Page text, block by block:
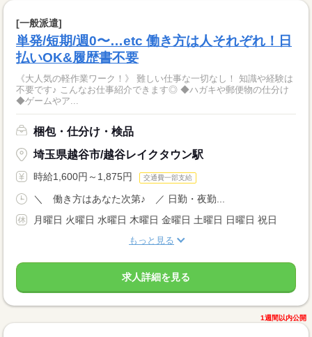
[一般派遣]
単発/短期/週0〜…etc 働き方は人それぞれ！日
払いOK&履歴書不要
《大人気の軽作業ワーク！》 難しい仕事な一切なし！ 知識や経験は
不要です♪ こんなお仕事紹介できます◎ ◆ハガキや郵便物の仕分け
◆ゲームやア...
梱包・仕分け・検品
埼玉県越谷市/越谷レイクタウン駅
時給1,600円～1,875円 交通費一部支給
＼ 働き方はあなた次第♪ ／ 日勤・夜勤...
月曜日 火曜日 水曜日 木曜日 金曜日 土曜日 日曜日 祝日
もっと見る
求人詳細を見る
1週間以内公開